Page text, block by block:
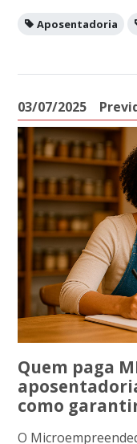
Aposentadoria
03/07/2025
Quem paga
como
O